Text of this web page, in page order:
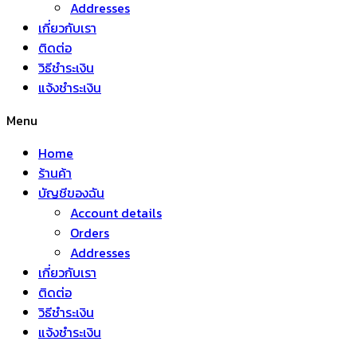
Addresses
เกี่ยวกับเรา
ติดต่อ
วิธีชำระเงิน
แจ้งชำระเงิน
Menu
Home
ร้านค้า
บัญชีของฉัน
Account details
Orders
Addresses
เกี่ยวกับเรา
ติดต่อ
วิธีชำระเงิน
แจ้งชำระเงิน